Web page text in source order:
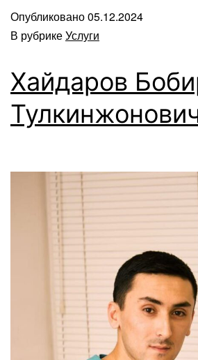
Опубликовано05.12.2024
В рубрикеУслуги
Хайдаров